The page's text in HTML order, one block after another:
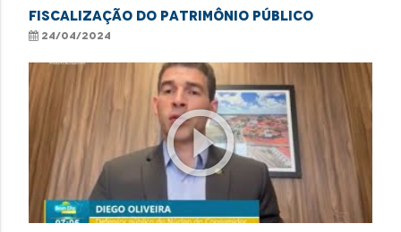
fiscalização do patrimônio público
24/04/2024
play_circle_outline